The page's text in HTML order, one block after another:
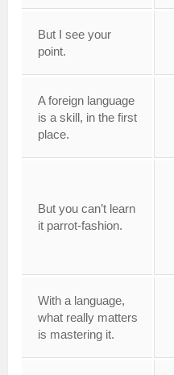
But I see your
point.
A foreign language
is a skill, in the first
place.
But you can’t learn
it parrot-fashion.
With a language,
what really matters
is mastering it.